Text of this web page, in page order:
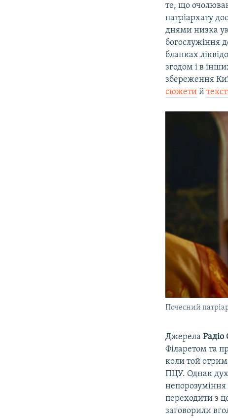
те, що
патріархату
днями низка
богослужіння
бланках
згодом і в
збереження
сюжети й
Почесний
ДжерелаРадіо
Філаретом та
коли той
ПЦУ. Однак
переходити з
заговорили